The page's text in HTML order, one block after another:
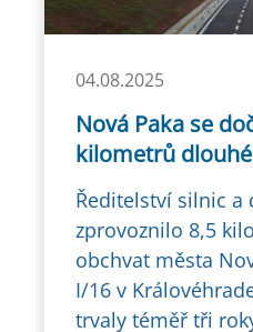
04.08.2025
Nová Paka se
kilometrů
Ředitelství silnic a
zprovoznilo 8,5
obchvat města
I/16 v
trvaly téměř tři